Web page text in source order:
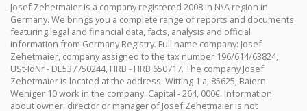
Josef Zehetmaier is a company registered 2008 in N\A region in
Germany. We brings you a complete range of reports and documents
featuring legal and financial data, facts, analysis and official
information from Germany Registry. Full name company: Josef
Zehetmaier, company assigned to the tax number 196/614/63824,
USt-IdNr - DE537750244, HRB - HRB 650717. The company Josef
Zehetmaier is located at the address: Witting 1 a; 85625; Baiern.
Weniger 10 work in the company. Capital - 264, 000€. Information
about owner, director or manager of Josef Zehetmaier is not